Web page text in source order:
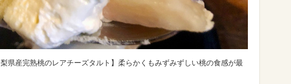
県産完熟桃のレアチーズタルト】柔らかくもみずみずしい桃の食感が最